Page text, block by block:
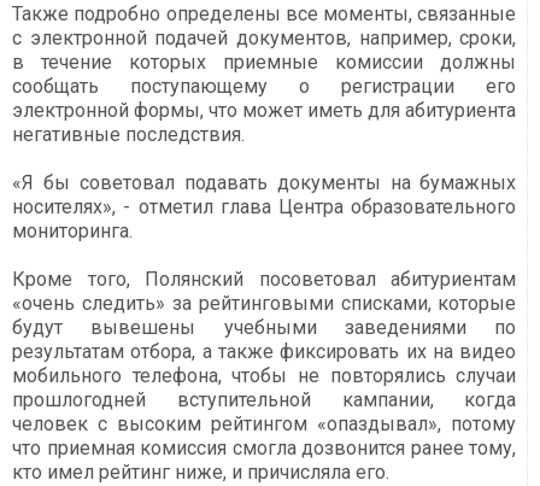
Также подробно определены все моменты, связанные
с электронной подачей документов, например, сроки,
в течение которых приемные комиссии должны
сообщать поступающему о регистрации его
электронной формы, что может иметь для абитуриента
негативные последствия.
«Я бы советовал подавать документы на бумажных
носителях», - отметил глава Центра образовательного
мониторинга.
Кроме того, Полянский посоветовал абитуриентам
«очень следить» за рейтинговыми списками, которые
будут вывешены учебными заведениями по
результатам отбора, а также фиксировать их на видео
мобильного телефона, чтобы не повторялись случаи
прошлогодней вступительной кампании, когда
человек с высоким рейтингом «опаздывал», потому
что приемная комиссия смогла дозвонится ранее тому,
кто имел рейтинг ниже, и причисляла его.